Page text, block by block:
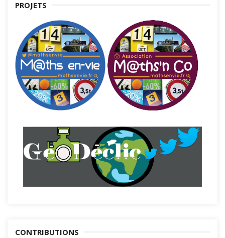
PROJETS
CONTRIBUTIONS